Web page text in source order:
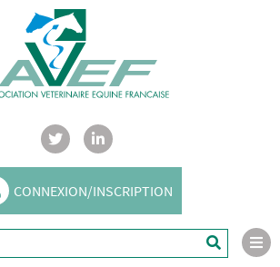
CONNEXION/INSCRIPTION